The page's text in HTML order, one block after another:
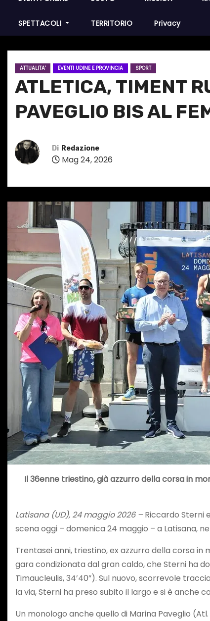
SPETTACOLI TERRITORIO Privacy
ATTUALITA' EVENTI UDINE E PROVINCIA SPORT
ATLETICA, TIMENT
PAVEGLIO BIS AL
Di Redazione
Mag 24, 2026
Il 36enne triestino, già azzurro della corsa in
Latisana (UD), 24 maggio 2026 – Riccardo Sterni
scena oggi – domenica 24 maggio – a Latisana,
Trentasei anni, triestino, ex azzurro della corsa in
gara condizionata dal gran caldo, che Sterni ha
Timaucleulis, 34’40”). Sul nuovo, scorrevole
la via, Sterni ha preso subito il largo e si è anche
Un monologo anche quello di Marina Paveglio